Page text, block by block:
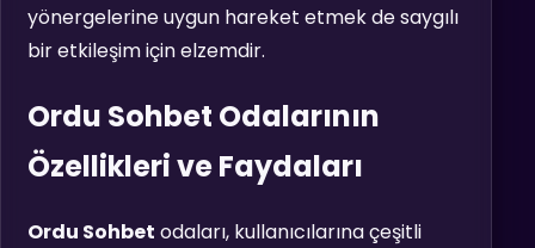
yönergelerine uygun hareket etmek de saygılı
bir etkileşim için elzemdir.
Ordu Sohbet Odalarının
Özellikleri ve Faydaları
Ordu Sohbet odaları, kullanıcılarına çeşitli